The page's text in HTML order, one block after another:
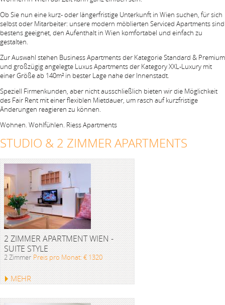
Ob Sie nun eine kurz- oder längerfristige Unterkunft in Wien suchen, für sich
selbst oder Mitarbeiter: unsere modern möblierten Serviced Apartments sind
bestens geeignet, den Aufenthalt in Wien komfortabel und einfach zu
gestalten.
Zur Auswahl stehen Business Apartments der Kategorie Standard & Premium
und großzügig angelegte Luxus Apartments der Kategory XXL-Luxury mit
einer Größe ab 140m² in bester Lage nahe der Innenstadt.
Speziell Firmenkunden, aber nicht ausschließlich bieten wir die Möglichkeit
des Fair Rent mit einer flexiblen Mietdauer, um rasch auf kurzfristige
Änderungen reagieren zu können.
Wohnen. Wohlfühlen. Riess Apartments
STUDIO & 2 ZIMMER APARTMENTS
2 ZIMMER APARTMENT WIEN -
SUITE STYLE
2 Zimmer Preis pro Monat: € 1320
MEHR